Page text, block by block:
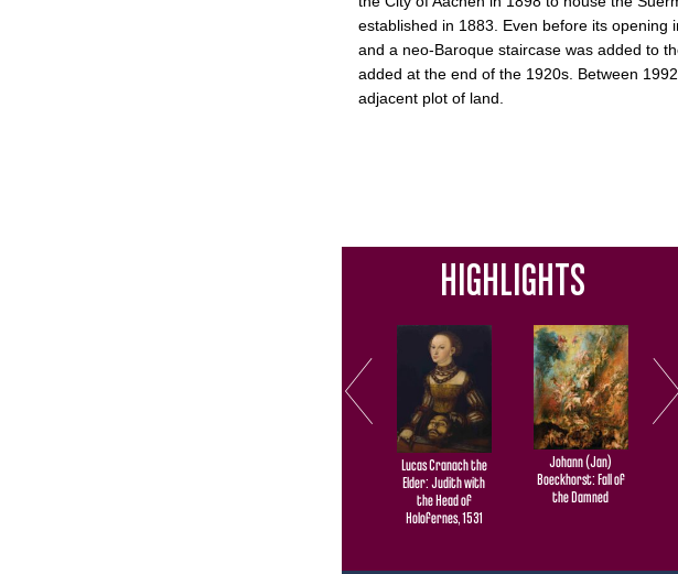
established in 1883. Even before its opening
and a neo-Baroque staircase was added to
added at the end of the 1920s. Between
adjacent plot of land.
HIGHLIGHTS
Lucas Cranach the
Elder: Judith with
the Head of
Holofernes, 1531
Johann (Jan)
Boeckhorst: Fall of
the Damned